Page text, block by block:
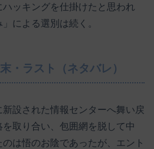
ッキングを仕掛けたと思われ
による選別は続く。
・ラスト（ネタバレ）
設された情報センターへ舞い戻
取り合い、包囲網を脱して中
は悟のお陰であったが、エント